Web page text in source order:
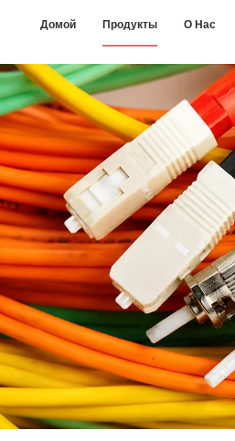
Домой Продукты О Нас